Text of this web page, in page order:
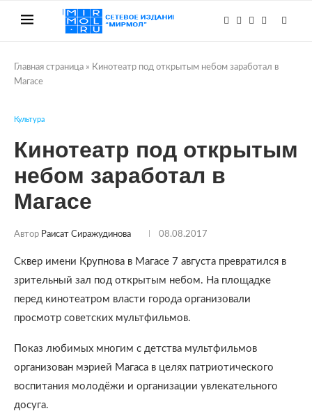
Главная страница » Кинотеатр под открытым небом заработал в
Магасе
Культура
Кинотеатр под открытым
небом заработал в
Магасе
Автор Раисат Сиражудинова 08.08.2017
Сквер имени Крупнова в Магасе 7 августа превратился в
зрительный зал под открытым небом. На площадке
перед кинотеатром власти города организовали
просмотр советских мультфильмов.
Показ любимых многим с детства мультфильмов
организован мэрией Магаса в целях патриотического
воспитания молодёжи и организации увлекательного
досуга.